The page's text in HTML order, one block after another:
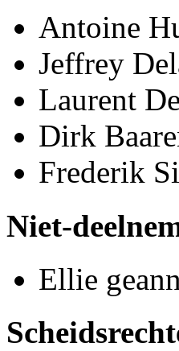
Antoine
Jeffrey
Laurent
Dirk
Frederik
Niet-
Ellie